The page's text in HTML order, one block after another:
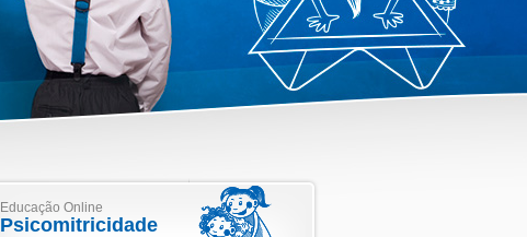
Educação Online
Psicomitricidade